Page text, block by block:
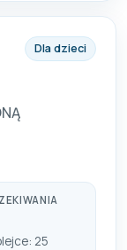
Dla dzieci
25